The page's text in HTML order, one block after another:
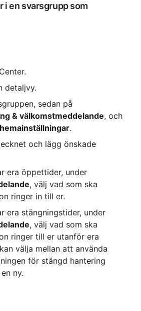
i en svarsgrupp som
detaljvy.
sedan på
& välkomstmeddelande, och
.
och lägg önskade
era öppettider, under
, välj vad som ska
ringer in till er.
era stängningstider, under
, välj vad som ska
ringer till er utanför era
välja mellan att använda
för stängd hantering
ny.